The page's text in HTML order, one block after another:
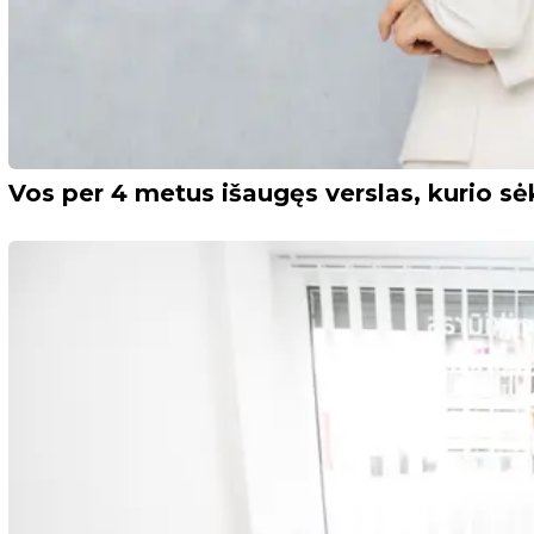
Vos per 4 metus išaugęs verslas, kurio